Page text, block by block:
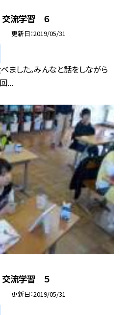
交流学習 ６
更新日 2019/05/31
ました。みんなと話をしながら
...
交流学習 ５
更新日 2019/05/31